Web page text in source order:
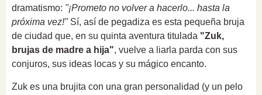
dramatismo: "¡Prometo no volver a hacerlo... hasta la
próxima vez!"Sí, así de pegadiza es esta pequeña bruja
de ciudad que, en su quinta aventura titulada "Zuk,
brujas de madre a hija", vuelve a liarla parda con sus
conjuros, sus ideas locas y su mágico encanto.
Zuk es una brujita con una gran personalidad (y un pelo